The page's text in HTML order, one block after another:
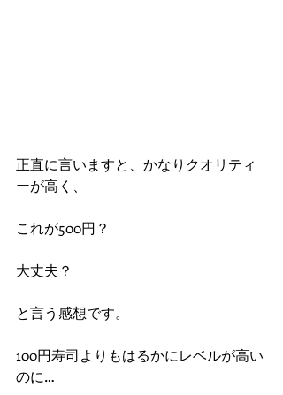
正直に言いますと、かなりクオリティ
ーが高く、
これが500円？
大丈夫？
と言う感想です。
100円寿司よりもはるかにレベルが高い
のに…